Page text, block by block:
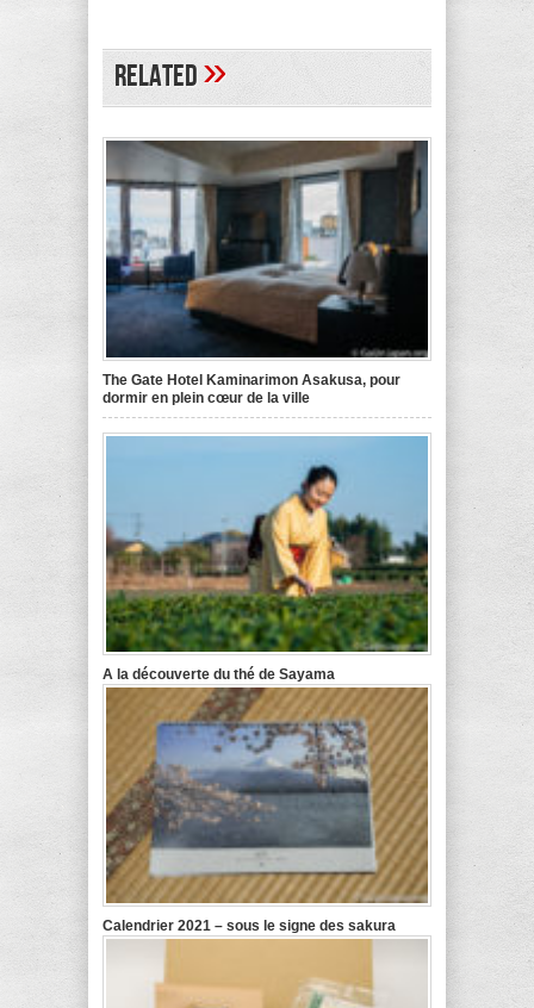
Related»
The Gate Hotel Kaminarimon Asakusa, pour
dormir en plein cœur de la ville
A la découverte du thé de Sayama
Calendrier 2021 – sous le signe des sakura